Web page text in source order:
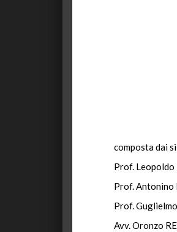
composta dai
Prof. Leopoldo
Prof. Antonino
Prof.
Avv. Oronzo